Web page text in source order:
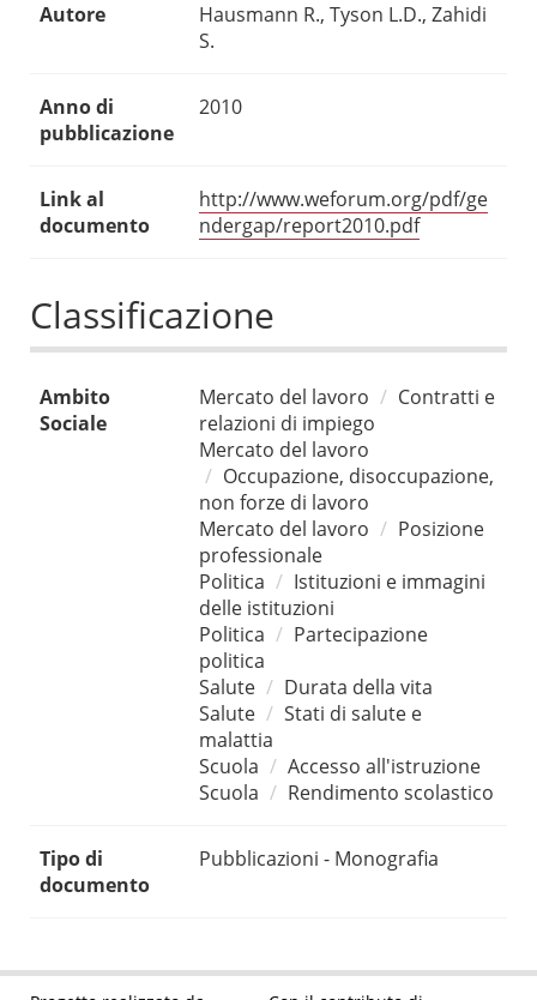
Autore
Hausmann R., Tyson L.D., Zahidi
S.
Anno di
pubblicazione
2010
Link al
documento
http://www.weforum.org/pdf/ge
ndergap/report2010.pdf
Classificazione
Ambito
Sociale
Mercato del lavoro
Contratti e
relazioni di impiego
Mercato del lavoro
Occupazione, disoccupazione,
non forze di lavoro
Mercato del lavoro
Posizione
professionale
Politica
Istituzioni e immagini
delle istituzioni
Politica
Partecipazione
politica
Salute
Durata della vita
Salute
Stati di salute e
malattia
Scuola
Accesso all'istruzione
Scuola
Rendimento scolastico
Tipo di
documento
Pubblicazioni - Monografia